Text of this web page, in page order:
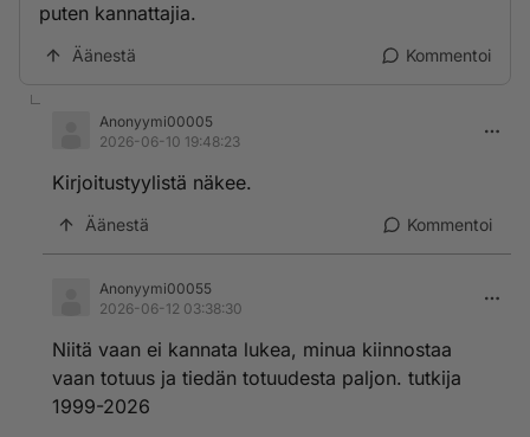
puten kannattajia.
Äänestä Kommentoi
Anonyymi00005
2026-06-10 19:48:23
Kirjoitustyylistä näkee.
Äänestä Kommentoi
Anonyymi00055
2026-06-12 03:38:30
Niitä vaan ei kannata lukea, minua kiinnostaa
vaan totuus ja tiedän totuudesta paljon. tutkija
1999-2026